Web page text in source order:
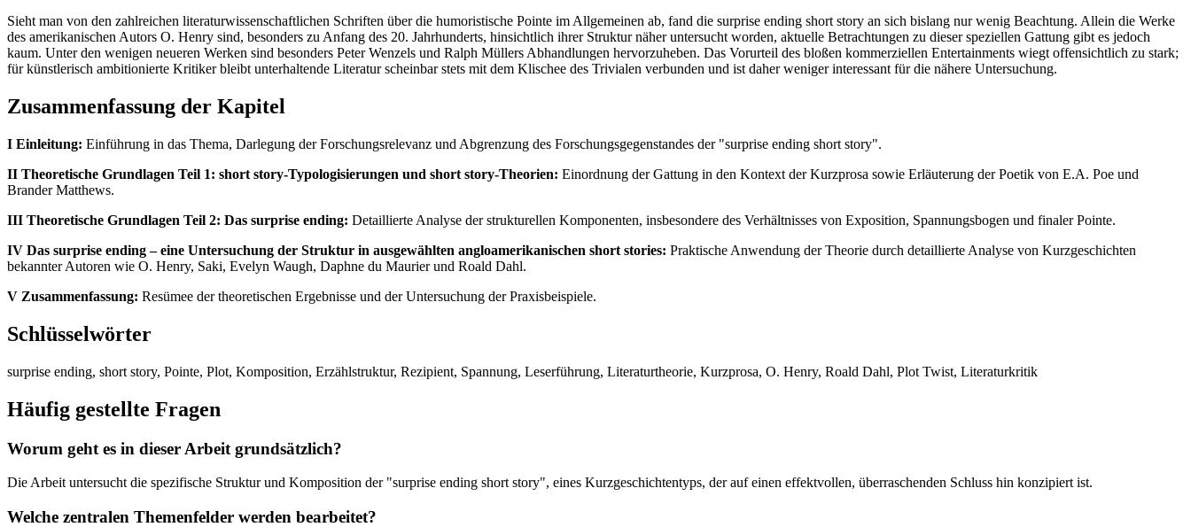
Sieht man von den zahlreichen literaturwissenschaftlichen Schriften über die humoristische Pointe im Allgemeinen ab, fand die surprise ending short story an sich bislang nur wenig Beachtung. Allein die Werke
des amerikanischen Autors O. Henry sind, besonders zu Anfang des 20. Jahrhunderts, hinsichtlich ihrer Struktur näher untersucht worden, aktuelle Betrachtungen zu dieser speziellen Gattung gibt es jedoch
kaum. Unter den wenigen neueren Werken sind besonders Peter Wenzels und Ralph Müllers Abhandlungen hervorzuheben. Das Vorurteil des bloßen kommerziellen Entertainments wiegt offensichtlich zu stark;
für künstlerisch ambitionierte Kritiker bleibt unterhaltende Literatur scheinbar stets mit dem Klischee des Trivialen verbunden und ist daher weniger interessant für die nähere Untersuchung.
Zusammenfassung der Kapitel
I Einleitung: Einführung in das Thema, Darlegung der Forschungsrelevanz und Abgrenzung des Forschungsgegenstandes der "surprise ending short story".
II Theoretische Grundlagen Teil 1: short story-Typologisierungen und short story-Theorien: Einordnung der Gattung in den Kontext der Kurzprosa sowie Erläuterung der Poetik von E.A. Poe und
Brander Matthews.
III Theoretische Grundlagen Teil 2: Das surprise ending: Detaillierte Analyse der strukturellen Komponenten, insbesondere des Verhältnisses von Exposition, Spannungsbogen und finaler Pointe.
IV Das surprise ending – eine Untersuchung der Struktur in ausgewählten angloamerikanischen short stories: Praktische Anwendung der Theorie durch detaillierte Analyse von Kurzgeschichten
bekannter Autoren wie O. Henry, Saki, Evelyn Waugh, Daphne du Maurier und Roald Dahl.
V Zusammenfassung: Resümee der theoretischen Ergebnisse und der Untersuchung der Praxisbeispiele.
Schlüsselwörter
surprise ending, short story, Pointe, Plot, Komposition, Erzählstruktur, Rezipient, Spannung, Leserführung, Literaturtheorie, Kurzprosa, O. Henry, Roald Dahl, Plot Twist, Literaturkritik
Häufig gestellte Fragen
Worum geht es in dieser Arbeit grundsätzlich?
Die Arbeit untersucht die spezifische Struktur und Komposition der "surprise ending short story", eines Kurzgeschichtentyps, der auf einen effektvollen, überraschenden Schluss hin konzipiert ist.
Welche zentralen Themenfelder werden bearbeitet?